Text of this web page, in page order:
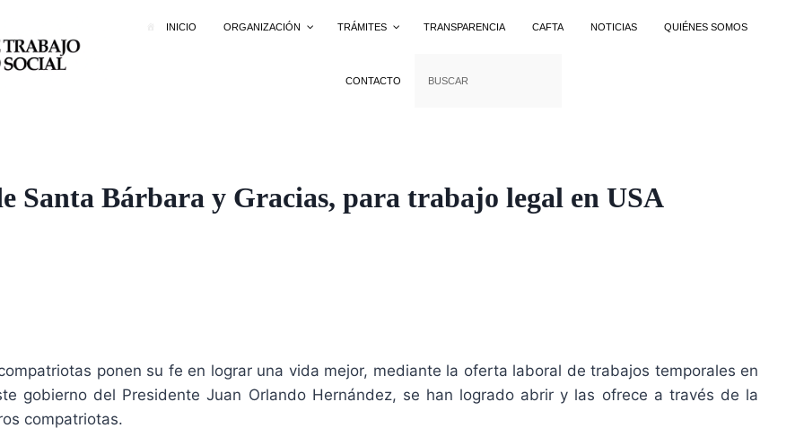
INICIO ORGANIZACIÓN TRÁMITES TRANSPARENCIA CAFTA NOTICIAS QUIÉNES SOMOS
CONTACTO
Santa Bárbara y Gracias, para trabajo legal en USA
ponen su fe en lograr una vida mejor, mediante la oferta laboral de trabajos temporales en
gobierno del Presidente Juan Orlando Hernández, se han logrado abrir y las ofrece a través de la
compatriotas.